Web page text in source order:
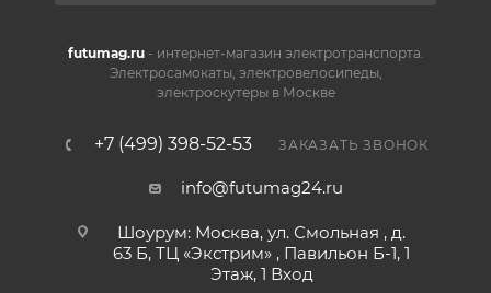
futumag.ru- интернет-магазин электротранспорта.
Электросамокаты, электровелосипеды,
электроскутеры в Москве
+7 (499) 398-52-53 ЗАКАЗАТЬ ЗВОНОК
info@futumag24.ru
Шоурум: Москва, ул. Смольная , д.
63 Б, ТЦ «Экстрим» , Павильон Б-1, 1
Этаж, 1 Вход